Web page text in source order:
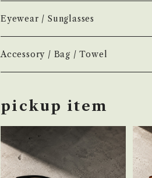
お香
Air Freshener
Home Mist
Melt
DIVE
NEW.eyewear
H-01
AURA
KOSTKAMM
Fragrance
Accessory
Perfume
Incense
Hair / Body Oil
Other
Eyewear / Sunglasses
Color Lens
Photochromic Lens
Accessory / Bag / Towel
Bag / Pouch
Handkerchief / Hand Towel
pickup item